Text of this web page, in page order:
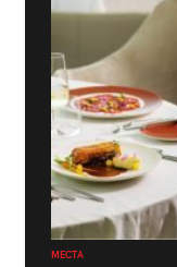
МЕСТА